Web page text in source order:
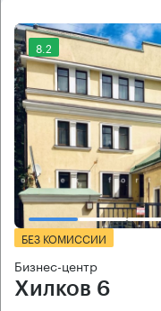
8.2
БЕЗ КОМИССИИ
Бизнес-центр
Хилков 6